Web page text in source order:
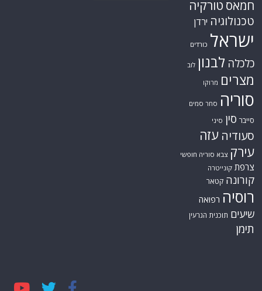
חמאס טורקיה
טכנולוגיה ירדן
ישראל כורדים
כלכלה לבנון לוב
מצרים מרוקו
סוריה סחר סמים
סייבר סין סיני
סעודיה עזה
עירק צבא סוריה חופשי
צרפת קונייטרה
קורונה קטאר
רוסיה רפואה
שיעים תוכנית הגרעין
תימן